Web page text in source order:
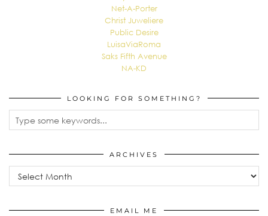
Net-A-Porter
Christ Juweliere
Public Desire
LuisaViaRoma
Saks Fifth Avenue
NA-KD
LOOKING FOR SOMETHING?
ARCHIVES
Archives
EMAIL ME